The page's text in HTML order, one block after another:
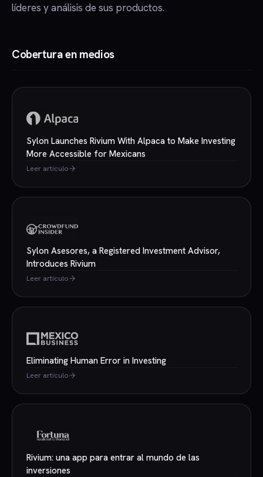
líderes y análisis de sus productos.
Cobertura en medios
Sylon Launches Rivium With Alpaca to Make Investing
More Accessible for Mexicans
Leer artículo
Sylon Asesores, a Registered Investment Advisor,
Introduces Rivium
Leer artículo
Eliminating Human Error in Investing
Leer artículo
Rivium: una app para entrar al mundo de las
inversiones